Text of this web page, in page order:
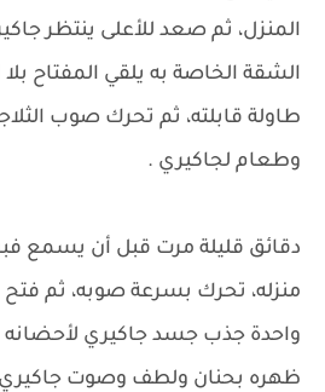
المنزل، ثم صعد للأعلى ينتظر
الشقة الخاصة به يلقي المفتاح
طاولة قابلته، ثم تحرك صوب
وطعام لجاكيري .
دقائق قليلة مرت قبل أن يسمع
منزله، تحرك بسرعة صوبه، ثم فتح
واحدة جذب جسد جاكيري لأحضانه
ظهره بحنان ولطف وصوت